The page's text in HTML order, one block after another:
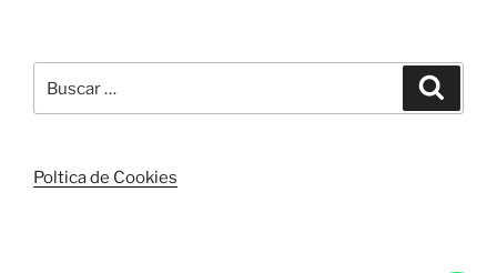
por:
Poltica de Cookies